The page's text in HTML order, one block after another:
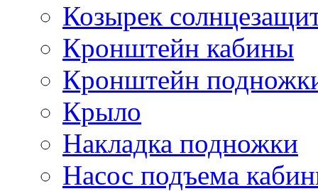
Козырек
Кронштейн кабины
Кронштейн
Крыло
Накладка подножки
Насос подъема